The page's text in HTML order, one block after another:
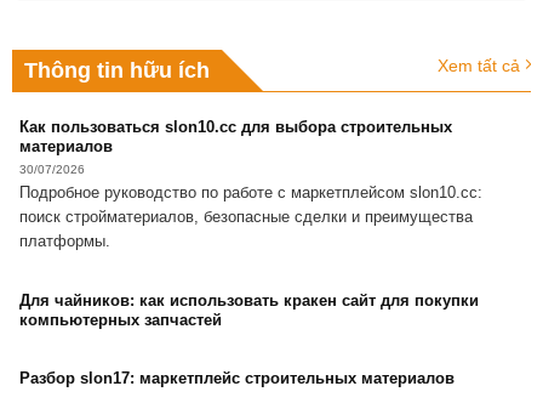
Thông tin hữu ích Xem tất cả
Как пользоваться slon10.cc для выбора строительных
материалов
30/07/2026
Подробное руководство по работе с маркетплейсом slon10.cc:
поиск стройматериалов, безопасные сделки и преимущества
платформы.
Для чайников: как использовать кракен сайт для покупки
компьютерных запчастей
Разбор slon17: маркетплейс строительных материалов